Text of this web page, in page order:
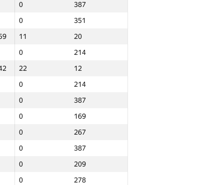
0
387
0
351
11
20
0
214
22
12
0
214
0
387
0
169
0
267
0
387
0
209
0
278
Jami
NGP30 Sum Minimal o‘rin